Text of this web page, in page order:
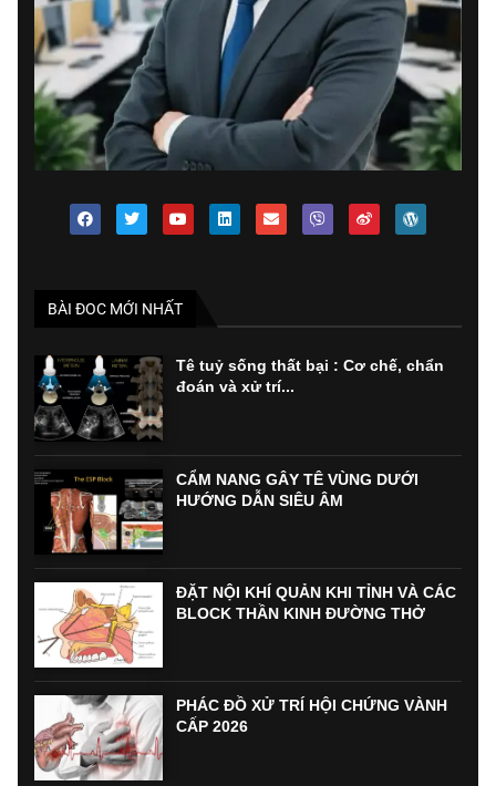
BÀI ĐOC MỚI NHẤT
Tê tuỷ sống thất bại : Cơ chế, chẩn
đoán và xử trí...
CẨM NANG GÂY TÊ VÙNG DƯỚI
HƯỚNG DẪN SIÊU ÂM
ĐẶT NỘI KHÍ QUẢN KHI TỈNH VÀ CÁC
BLOCK THẦN KINH ĐƯỜNG THỞ
PHÁC ĐỒ XỬ TRÍ HỘI CHỨNG VÀNH
CẤP 2026